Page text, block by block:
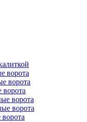
ворота
ворота
ворота
ворота